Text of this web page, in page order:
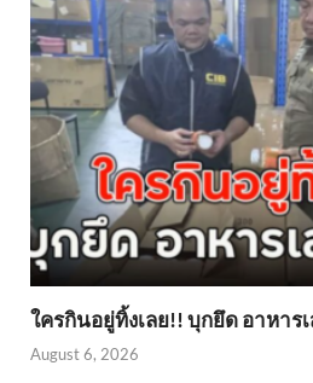
ใครกินอยู่ทิ้งเลย!! บุกยึด อาหาร
August 6, 2026